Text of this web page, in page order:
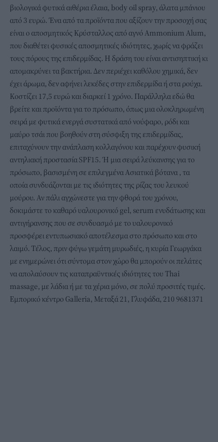
βιολογικά φυτικά αιθέρια έλαια, body oil spray, άλατα μπάνιου
από 3 ευρώ. Ένα από τα προϊόντα που αξίζουν την προσοχή σας
είναι ο αποσμητικός Κρύσταλλος από αγνό Ammonium Alum,
που διαθέτει φυσικές αποσμητικές ιδιότητες, χωρίς να φράζει
τους πόρους της επιδερμίδας. Η δράση του είναι αντισηπτική κι
απομακρύνει τα βακτήρια. Δεν περιέχει καθόλου χημικά, δεν
έχει άρωμα, δεν αφήνει λεκέδες στην επιδερμίδα ή στα ρούχα.
Κοστίζει 17,5 ευρώ και διαρκεί 1 χρόνο. Παράλληλα εδώ θα
βρείτε και προϊόντα για το πρόσωπο, όπως μια ολοκληρωμένη
σειρά με φυτικά ενεργά συστατικά από νούφαρο, ρόδι και
μαύρο τσάι που βοηθούν στη σύσφιξη της επιδερμίδας,
επιταχύνουν την ανάπλαση κολλαγόνου και παρέχουν φυσική
αντηλιακή προστασία SPF15. Ή μια σειρά λεύκανσης για το
πρόσωπο, βασισμένη σε επιλεγμένα Ασιατικά βότανα , τα
οποία συνδυάζονται με τις ιδιότητες της ρίζας του λευκού
μούρου. Αν πάλι αγχώνεστε για την φθορά του χρόνου,
δοκιμάστε το καθαρό υαλουρονικό gel, serum ενυδάτωσης και
αντιγήρανσης που σε συνδυασμό με το υαλουρονικό
προσφέρει εντυπωσιακό αποτέλεσμα στο πρόσωπο και στο
λαιμό. Τέλος, πριν φύγω γεμάτη μυρωδιές, η κυρία Γεωργάκα
με ενημερώνει ότι σύντομα στον χώρο θα μπορούν οι πελάτες
να απολαύσουν τις καταπραϋντικές ιδιότητες του Τhai
massage, με λάδια ή με τα χέρια μόνο, σε πολύ προσιτές τιμές.
Εμπορικό κέντρο Galleria, Μεταξά 21, Γλυφάδα, 210 9681371